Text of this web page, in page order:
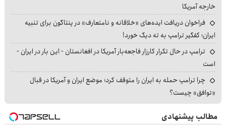
خارجه آمریکا
فراخوان دریافت ایده‌های «خلاقانه و نامتعارف» در پنتاگون برای تنبیه
ایران؛ کفگیر ترامپ به ته دیگ خورد!
ترامپ در حال تکرار کارزار فاجعه‌بار آمریکا در افغانستان - این بار در ایران -
است
چرا ترامپ حمله به ایران را متوقف کرد؛ موضع ایران و آمریکا در قبال
«توافق» چیست؟
مطالب پیشنهادی